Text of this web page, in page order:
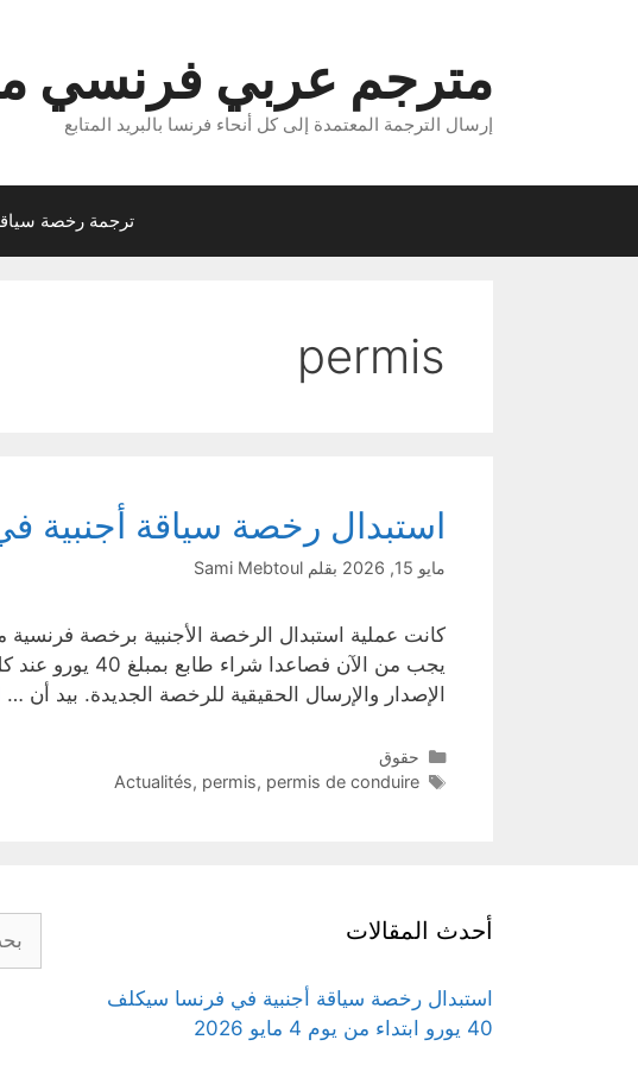
مترجم عربي فرنسي
إرسال الترجمة المعتمدة إلى كل أنحاء فرنسا بالبريد المتابع
ترجمة رخصة
permis
استبدال رخصة سياقة أجنبية في فرنسا سيكلف 40
مايو 15, 2026 بقلم Sami Mebtoul
يجب من الآن
الإصدار والإرسال الحقيقية للرخصة الجديدة. بيد أن …
التصنيفات
حقوق
الوسوم
Actualités, permis, permis de conduire
أحدث المقالات
استبدال رخصة سياقة أجنبية في فرنسا سيكلف
40 يورو ابتداء من يوم 4 مايو 2026
عن: